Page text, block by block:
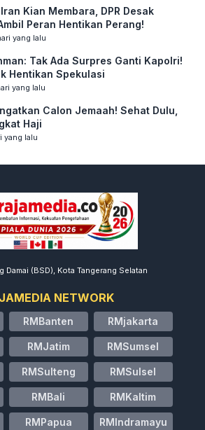
Kian Membara, DPR Desak
Peran Hentikan Perang!
yang lalu
Tak Ada Surpres Ganti Kapolri!
Hentikan Spekulasi
yang lalu
Calon Jemaah! Sehat Dulu,
Haji
yang lalu
Damai (BSD), Kota Tangerang Selatan
NETWORK
RMBanten RMjakarta
RMJatim RMSumsel
RMSulteng RMSulsel
RMBali RMKaltim
RMPapua RMIndramayu